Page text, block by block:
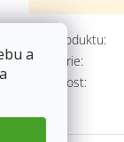
a
Kód produktu:
Kategorie:
Hmotnost: